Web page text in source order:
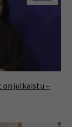
julkaistu –